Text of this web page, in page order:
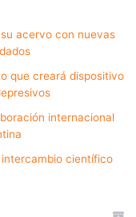
acervo con nuevas
que creará dispositivo
internacional
científico